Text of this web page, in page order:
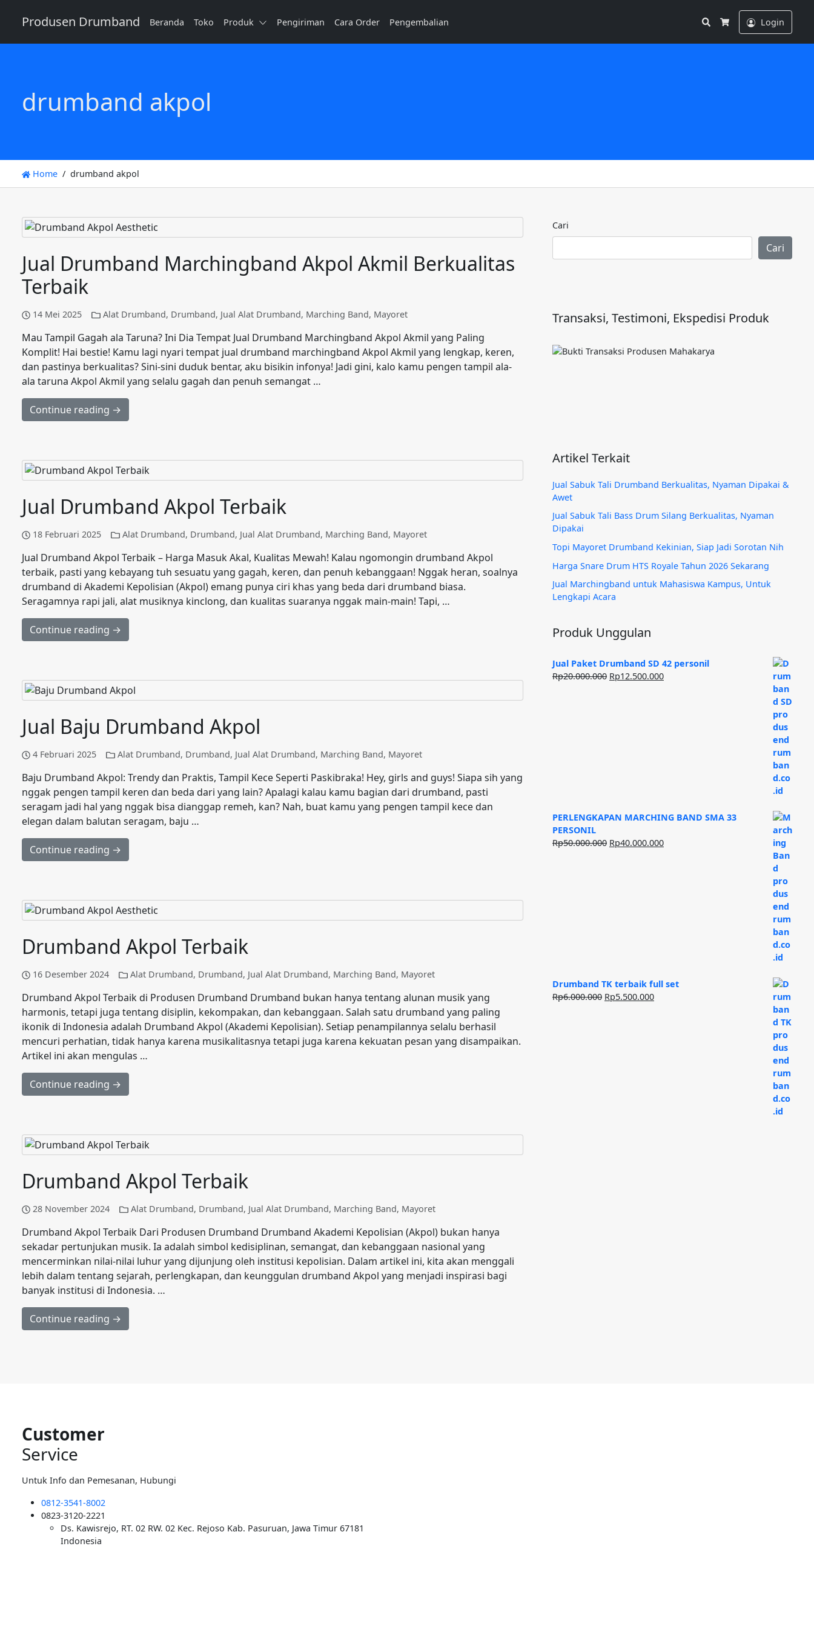
Produsen Drumband Beranda Toko Produk Pengiriman Cara Order Pengembalian
Search
Cart
Login
drumband akpol
Home drumband akpol
Jual Drumband Marchingband Akpol Akmil Berkualitas
Terbaik
14 Mei 2025 Alat Drumband, Drumband, Jual Alat Drumband, Marching Band, Mayoret
Mau Tampil Gagah ala Taruna? Ini Dia Tempat Jual Drumband Marchingband Akpol Akmil yang Paling
Komplit! Hai bestie! Kamu lagi nyari tempat jual drumband marchingband Akpol Akmil yang lengkap, keren,
dan pastinya berkualitas? Sini-sini duduk bentar, aku bisikin infonya! Jadi gini, kalo kamu pengen tampil ala-
ala taruna Akpol Akmil yang selalu gagah dan penuh semangat …
Continue reading →
Jual Drumband Akpol Terbaik
18 Februari 2025 Alat Drumband, Drumband, Jual Alat Drumband, Marching Band, Mayoret
Jual Drumband Akpol Terbaik – Harga Masuk Akal, Kualitas Mewah! Kalau ngomongin drumband Akpol
terbaik, pasti yang kebayang tuh sesuatu yang gagah, keren, dan penuh kebanggaan! Nggak heran, soalnya
drumband di Akademi Kepolisian (Akpol) emang punya ciri khas yang beda dari drumband biasa.
Seragamnya rapi jali, alat musiknya kinclong, dan kualitas suaranya nggak main-main! Tapi, …
Continue reading →
Jual Baju Drumband Akpol
4 Februari 2025 Alat Drumband, Drumband, Jual Alat Drumband, Marching Band, Mayoret
Baju Drumband Akpol: Trendy dan Praktis, Tampil Kece Seperti Paskibraka! Hey, girls and guys! Siapa sih yang
nggak pengen tampil keren dan beda dari yang lain? Apalagi kalau kamu bagian dari drumband, pasti
seragam jadi hal yang nggak bisa dianggap remeh, kan? Nah, buat kamu yang pengen tampil kece dan
elegan dalam balutan seragam, baju …
Continue reading →
Drumband Akpol Terbaik
16 Desember 2024 Alat Drumband, Drumband, Jual Alat Drumband, Marching Band, Mayoret
Drumband Akpol Terbaik di Produsen Drumband Drumband bukan hanya tentang alunan musik yang
harmonis, tetapi juga tentang disiplin, kekompakan, dan kebanggaan. Salah satu drumband yang paling
ikonik di Indonesia adalah Drumband Akpol (Akademi Kepolisian). Setiap penampilannya selalu berhasil
mencuri perhatian, tidak hanya karena musikalitasnya tetapi juga karena kekuatan pesan yang disampaikan.
Artikel ini akan mengulas …
Continue reading →
Drumband Akpol Terbaik
28 November 2024 Alat Drumband, Drumband, Jual Alat Drumband, Marching Band, Mayoret
Drumband Akpol Terbaik Dari Produsen Drumband Drumband Akademi Kepolisian (Akpol) bukan hanya
sekadar pertunjukan musik. Ia adalah simbol kedisiplinan, semangat, dan kebanggaan nasional yang
mencerminkan nilai-nilai luhur yang dijunjung oleh institusi kepolisian. Dalam artikel ini, kita akan menggali
lebih dalam tentang sejarah, perlengkapan, dan keunggulan drumband Akpol yang menjadi inspirasi bagi
banyak institusi di Indonesia. …
Continue reading →
Cari
Cari
Transaksi, Testimoni, Ekspedisi Produk
Artikel Terkait
Jual Sabuk Tali Drumband Berkualitas, Nyaman Dipakai &
Awet
Jual Sabuk Tali Bass Drum Silang Berkualitas, Nyaman
Dipakai
Topi Mayoret Drumband Kekinian, Siap Jadi Sorotan Nih
Harga Snare Drum HTS Royale Tahun 2026 Sekarang
Jual Marchingband untuk Mahasiswa Kampus, Untuk
Lengkapi Acara
Produk Unggulan
Jual Paket Drumband SD 42 personil
Rp20.000.000 Harga
Rp12.500.000Harga
PERLENGKAPAN MARCHING BAND SMA 33
PERSONIL
Rp50.000.000 Harga
Rp40.000.000Harga
Drumband TK terbaik full set
Rp6.000.000 Harga
Rp5.500.000Harga
Customer
Service
Untuk Info dan Pemesanan, Hubungi
0812-3541-8002
0823-3120-2221
Ds. Kawisrejo, RT. 02 RW. 02 Kec. Rejoso Kab. Pasuruan, Jawa Timur 67181
Indonesia